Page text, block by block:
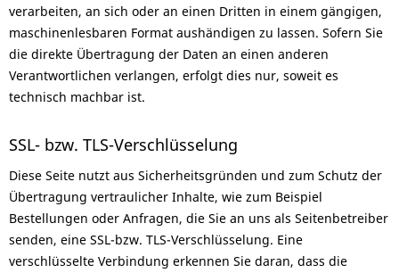
verarbeiten, an sich oder an einen Dritten in einem gängigen,
maschinenlesbaren Format aushändigen zu lassen. Sofern Sie
die direkte Übertragung der Daten an einen anderen
Verantwortlichen verlangen, erfolgt dies nur, soweit es
technisch machbar ist.
SSL- bzw. TLS-Verschlüsselung
Diese Seite nutzt aus Sicherheitsgründen und zum Schutz der
Übertragung vertraulicher Inhalte, wie zum Beispiel
Bestellungen oder Anfragen, die Sie an uns als Seitenbetreiber
senden, eine SSL-bzw. TLS-Verschlüsselung. Eine
verschlüsselte Verbindung erkennen Sie daran, dass die